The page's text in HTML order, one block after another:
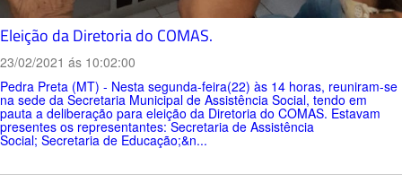
Eleição da Diretoria do COMAS.
23/02/2021 ás 10:02:00
Pedra Preta (MT) - Nesta segunda-feira(22) às 14 horas, reuniram-se
na sede da Secretaria Municipal de Assistência Social, tendo em
pauta a deliberação para eleição da Diretoria do COMAS. Estavam
presentes os representantes: Secretaria de Assistência
Social; Secretaria de Educação;&n...